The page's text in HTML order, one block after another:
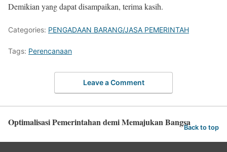
Demikian yang dapat disampaikan, terima kasih.
Categories: PENGADAAN BARANG/JASA PEMERINTAH
Tags: Perencanaan
Leave a Comment
Optimalisasi Pemerintahan demi Memajukan BangsaBack to top